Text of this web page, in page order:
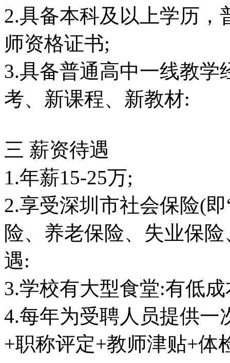
2.具备本科及以上学历
师资格证书;
3.具备普通高中一线教
考、新课程、新教材:
三 薪资待遇
1.年薪15-25万;
2.享受深圳市社会保险(
险、养老保险、失业保
遇:
3.学校有大型食堂:有低
4.每年为受聘人员提供一
+职称评定+教师津贴+体